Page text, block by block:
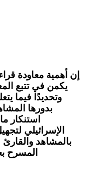
إن أهمية معاودة
يكمن في تتبع
وتحديدًا فيما
بدورها
استنكار
الإسرائيلي
بالمشاهد
المسرح